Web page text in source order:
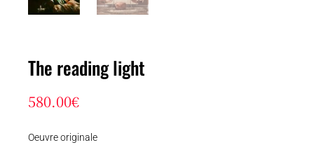
The reading light
580.00€
Oeuvre originale